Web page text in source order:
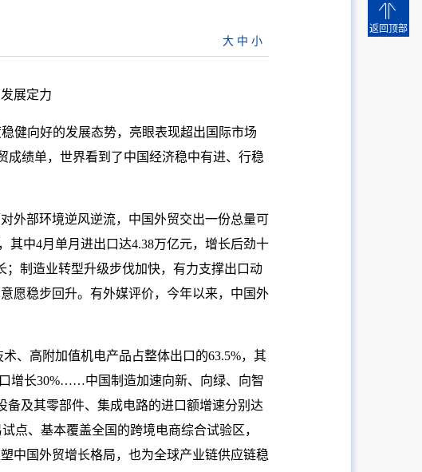
返回顶部
大 中 小
展定力
健向好的发展态势，亮眼表现超出国际市场
绩单，世界看到了中国经济稳中有进、行稳
外部环境逆风逆流，中国外贸交出一份总量可
其中4月单月进出口达4.38万亿元，增长后劲十
制造业转型升级步伐加快，有力支撑出口动
愿稳步回升。有外媒评价，今年以来，中国外
、高附加值机电产品占整体出口的63.5%，其
增长30%……中国制造加速向新、向绿、向智
备及其零部件、集成电路的进口额增速分别达
点、基本覆盖全国的跨境电商综合试验区，
中国外贸增长格局，也为全球产业链供应链稳